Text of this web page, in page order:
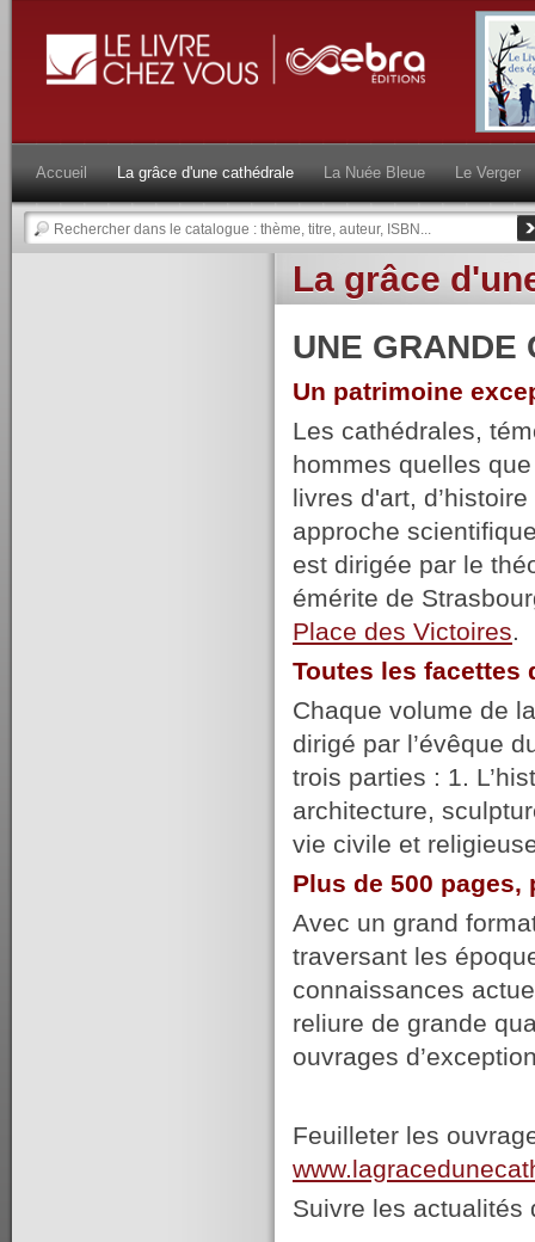
Accueil La grâce d'une cathédrale La Nuée Bleue Le Verger
La grâce
UNE GRANDE
Un patrimoine
Les cathédrales,
hommes quelles
livres d'art,
approche
est dirigée par le
émérite de
Place des Victoires.
Toutes les facettes
Chaque volume de
dirigé par l’évêque
trois parties : 1.
architecture,
vie civile et
Plus de 500 pages,
Avec un grand
traversant les
connaissances
reliure de grande
ouvrages
Feuilleter les
Suivre les